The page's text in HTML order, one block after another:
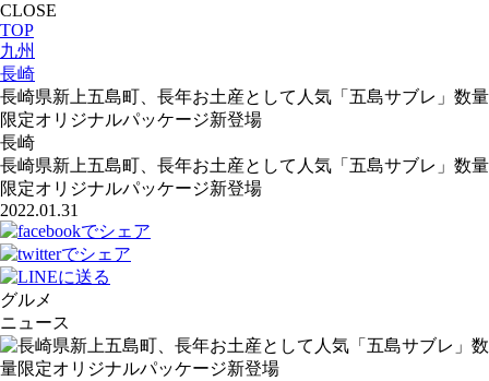
CLOSE
TOP
九州
長崎
長崎県新上五島町、長年お土産として人気「五島サブレ」数量
限定オリジナルパッケージ新登場
長崎
長崎県新上五島町、長年お土産として人気「五島サブレ」数量
限定オリジナルパッケージ新登場
2022.01.31
グルメ
ニュース